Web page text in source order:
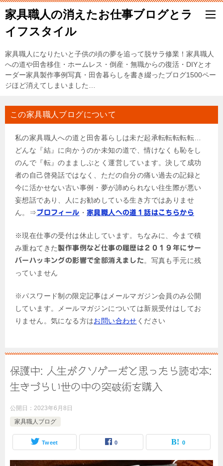
家具職人の消えたお仕事ブログとラ
イフスタイル
家具職人になりたいと子供の頃の夢を追って脱サラ修業！家具職人
への道や田舎移住・ホームレス・倒産・無職からの復活・DIYとオ
ーダー家具製作事例写真・田舎暮らしを書き綴ったブログ1500ペー
ジほど消えてしまいました…
この家具職人ブログについて
私の家具職人への道と田舎暮らしは未だ起承転転転転転…
どんな『結』に向かうのか未知の道で、情けなくも恥をし
のんで『転』のまましぶとく運営しています。決して成功
者の自己啓発話ではなく、ただの自分の痛い過去の記録と
今に活かせない古い事例・夢が諦められない往生際が悪い
妄想話であり、人にお勧めしている生き方ではありませ
ん。⇒プロフィール ・家具職人への道１話はこちらから
※現在仕事の受付は休止しています。ちなみに、今まで積
み重ねてきた製作事例など仕事の履歴は２０１９年にサー
バーハッキングの影響で全部消えました 。写真も手元に残
っていません
※パスワード制の限定記事はメールマガジン会員のみ公開
しています。メールマガジンについては新規受付はしてお
りません。気になる方はお問い合わせ ください
保護中: 人生がクソゲーだと思ったら読む本:
生きづらい世の中の突破術を購入
公開日： 2023年6月8日
家具職人ブログ
Tweet 0 0